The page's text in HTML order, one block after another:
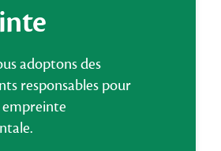
adoptons des
responsables pour